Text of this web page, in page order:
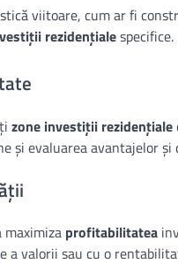
viitoare, cum ar fi
rezidențialespecifice.
zone investiții rezidențiale
și evaluarea avantajelor
maximiza profitabilitatea
a valorii sau cu o